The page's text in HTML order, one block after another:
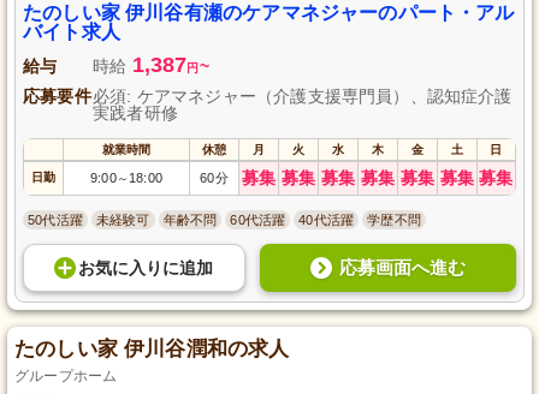
たのしい家 伊川谷有瀬のケアマネジャーのパート・アル
バイト求人
給与 時給 1,387円 ~
応募要件必須: ケアマネジャー（介護支援専門員）、認知症介護
実践者研修
就業時間 休憩 月 火 水 木 金 土 日
日勤 9:00～ 18:00 60分 募集 募集 募集 募集 募集 募集 募集
50代活躍 未経験可 年齢不問 60代活躍 40代活躍 学歴不問
お気に入り に追加 応募画面へ進む
たのしい家 伊川谷潤和の求人
グループホーム